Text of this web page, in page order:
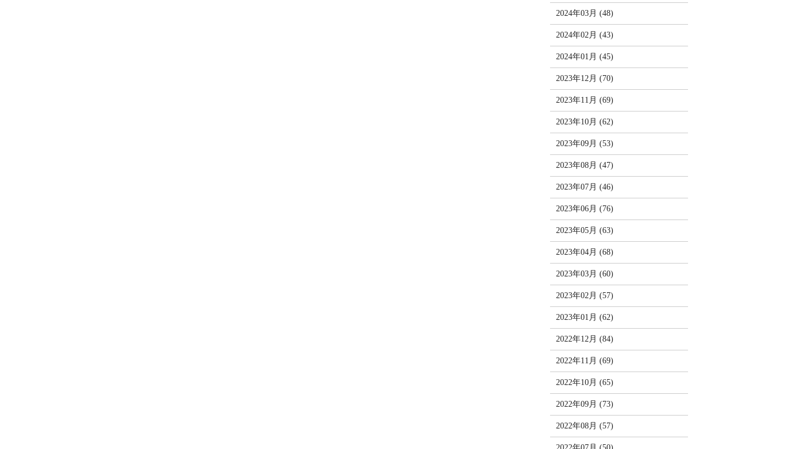
2024年03月 (48)
2024年02月 (43)
2024年01月 (45)
2023年12月 (70)
2023年11月 (69)
2023年10月 (62)
2023年09月 (53)
2023年08月 (47)
2023年07月 (46)
2023年06月 (76)
2023年05月 (63)
2023年04月 (68)
2023年03月 (60)
2023年02月 (57)
2023年01月 (62)
2022年12月 (84)
2022年11月 (69)
2022年10月 (65)
2022年09月 (73)
2022年08月 (57)